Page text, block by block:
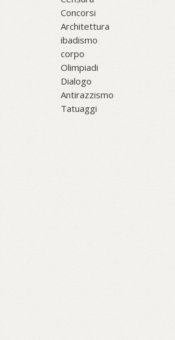
Concorsi
Architettura
ibadismo
corpo
Olimpiadi
Dialogo
Antirazzismo
Tatuaggi